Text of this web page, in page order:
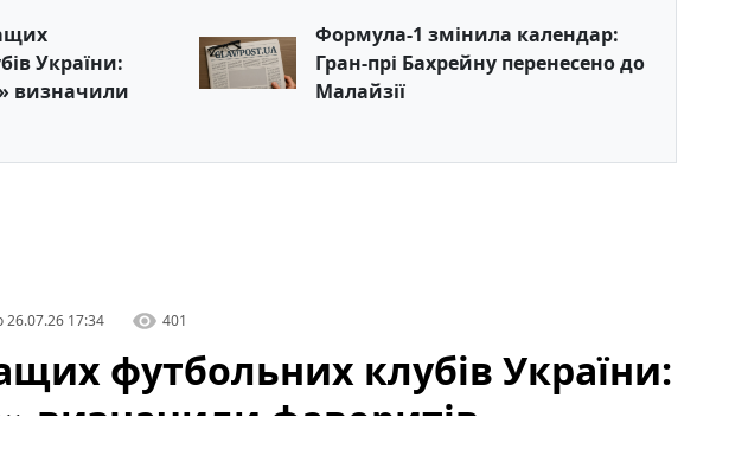
України:
визначили
Формула-1 змінила календар:
Гран-прі Бахрейну перенесено до
Малайзії
26.07.26 17:34 401
футбольних клубів України:
визначили фаворитів